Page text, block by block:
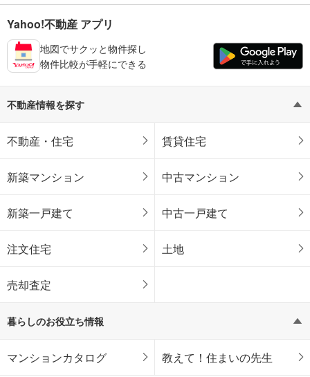
Yahoo!不動産 アプリ
地図でサクッと物件探し
物件比較が手軽にできる
不動産情報を探す
不動産・住宅 賃貸住宅
新築マンション 中古マンション
新築一戸建て 中古一戸建て
注文住宅 土地
売却査定
暮らしのお役立ち情報
マンションカタログ 教えて！住まいの先生